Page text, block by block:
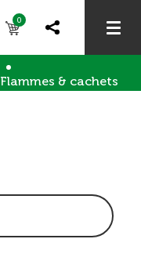
0
Flammes & cachets